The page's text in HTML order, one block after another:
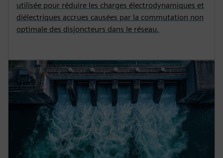
utilisée pour réduire les charges électrodynamiques et
diélectriques accrues causées par la commutation non
optimale des disjoncteurs dans le réseau.